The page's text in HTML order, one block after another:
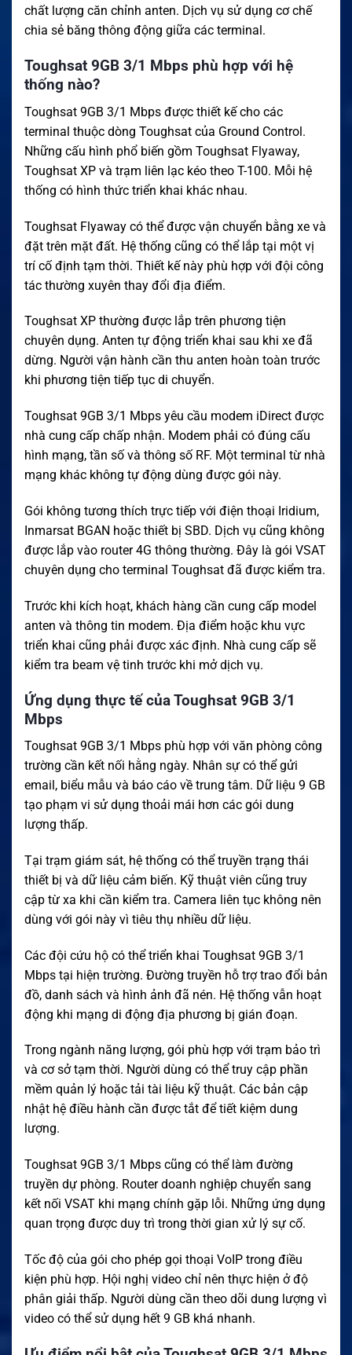
chất lượng căn chỉnh anten. Dịch vụ sử dụng cơ chế
chia sẻ băng thông động giữa các terminal.
Toughsat 9GB 3/1 Mbps phù hợp với hệ
thống nào?
Toughsat 9GB 3/1 Mbps được thiết kế cho các
terminal thuộc dòng Toughsat của Ground Control.
Những cấu hình phổ biến gồm Toughsat Flyaway,
Toughsat XP và trạm liên lạc kéo theo T-100. Mỗi hệ
thống có hình thức triển khai khác nhau.
Toughsat Flyaway có thể được vận chuyển bằng xe và
đặt trên mặt đất. Hệ thống cũng có thể lắp tại một vị
trí cố định tạm thời. Thiết kế này phù hợp với đội công
tác thường xuyên thay đổi địa điểm.
Toughsat XP thường được lắp trên phương tiện
chuyên dụng. Anten tự động triển khai sau khi xe đã
dừng. Người vận hành cần thu anten hoàn toàn trước
khi phương tiện tiếp tục di chuyển.
Toughsat 9GB 3/1 Mbps yêu cầu modem iDirect được
nhà cung cấp chấp nhận. Modem phải có đúng cấu
hình mạng, tần số và thông số RF. Một terminal từ nhà
mạng khác không tự động dùng được gói này.
Gói không tương thích trực tiếp với điện thoại Iridium,
Inmarsat BGAN hoặc thiết bị SBD. Dịch vụ cũng không
được lắp vào router 4G thông thường. Đây là gói VSAT
chuyên dụng cho terminal Toughsat đã được kiểm tra.
Trước khi kích hoạt, khách hàng cần cung cấp model
anten và thông tin modem. Địa điểm hoặc khu vực
triển khai cũng phải được xác định. Nhà cung cấp sẽ
kiểm tra beam vệ tinh trước khi mở dịch vụ.
Ứng dụng thực tế của Toughsat 9GB 3/1
Mbps
Toughsat 9GB 3/1 Mbps phù hợp với văn phòng công
trường cần kết nối hằng ngày. Nhân sự có thể gửi
email, biểu mẫu và báo cáo về trung tâm. Dữ liệu 9 GB
tạo phạm vi sử dụng thoải mái hơn các gói dung
lượng thấp.
Tại trạm giám sát, hệ thống có thể truyền trạng thái
thiết bị và dữ liệu cảm biến. Kỹ thuật viên cũng truy
cập từ xa khi cần kiểm tra. Camera liên tục không nên
dùng với gói này vì tiêu thụ nhiều dữ liệu.
Các đội cứu hộ có thể triển khai Toughsat 9GB 3/1
Mbps tại hiện trường. Đường truyền hỗ trợ trao đổi bản
đồ, danh sách và hình ảnh đã nén. Hệ thống vẫn hoạt
động khi mạng di động địa phương bị gián đoạn.
Trong ngành năng lượng, gói phù hợp với trạm bảo trì
và cơ sở tạm thời. Người dùng có thể truy cập phần
mềm quản lý hoặc tải tài liệu kỹ thuật. Các bản cập
nhật hệ điều hành cần được tắt để tiết kiệm dung
lượng.
Toughsat 9GB 3/1 Mbps cũng có thể làm đường
truyền dự phòng. Router doanh nghiệp chuyển sang
kết nối VSAT khi mạng chính gặp lỗi. Những ứng dụng
quan trọng được duy trì trong thời gian xử lý sự cố.
Tốc độ của gói cho phép gọi thoại VoIP trong điều
kiện phù hợp. Hội nghị video chỉ nên thực hiện ở độ
phân giải thấp. Người dùng cần theo dõi dung lượng vì
video có thể sử dụng hết 9 GB khá nhanh.